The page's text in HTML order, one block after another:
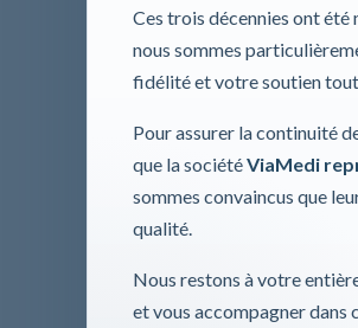
Ces trois décennies ont
nous sommes
fidélité et votre soutien
Pour assurer la continuité
que la sociétéViaMedi
sommes convaincus que
qualité.
Nous restons à votre
et vous accompagner dans